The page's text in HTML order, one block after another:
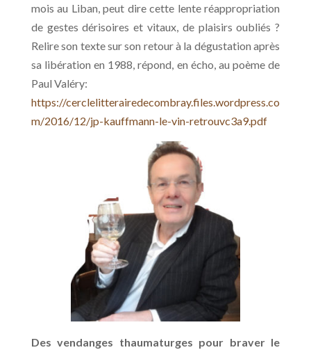
mois au Liban, peut dire cette lente réappropriation
de gestes dérisoires et vitaux, de plaisirs oubliés ?
Relire son texte sur son retour à la dégustation après
sa libération en 1988, répond, en écho, au poème de
Paul Valéry:
https://cerclelitterairedecombray.files.wordpress.co
m/2016/12/jp-kauffmann-le-vin-retrouvc3a9.pdf
Des vendanges thaumaturges pour braver le